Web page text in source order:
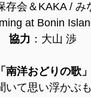
存会＆KAKA /
at Bonin
協力 ：大山 渉
洋おどりの歌」
いて思い浮かぶ